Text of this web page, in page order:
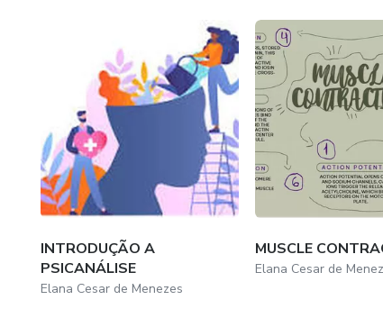
INTRODUÇÃO A
PSICANÁLISE
Elana Cesar de Menezes
MUSCLE
Elana Cesar de